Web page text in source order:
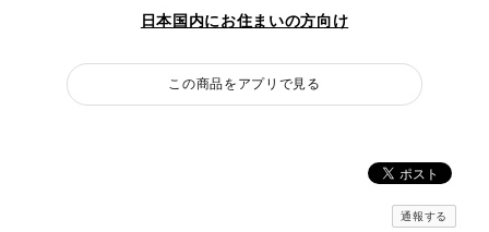
日本国内にお住まいの方向け
この商品をアプリで見る
通報する